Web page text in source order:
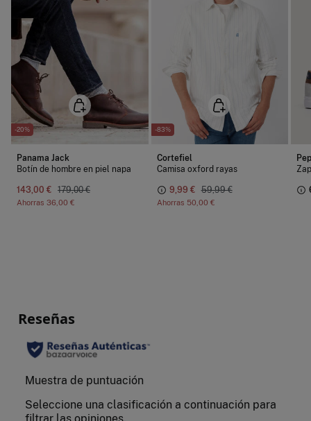
abonar los gastos de aduana correspondientes, los cuales variarán en
función del peso del envío.
-20%
Panama Jack
Botín de hombre en piel napa
143,00 € 179,00 €
Ahorras 36,00 €
-83%
Cortefiel
Camisa oxford rayas
9,99 € 59,99 €
Ahorras 50,00 €